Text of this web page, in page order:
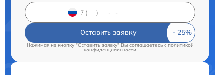
Оставить заявку
Нажимая на кнопку "Оставить заявку" Вы соглашаетесь cполитикой
конфиденциальности